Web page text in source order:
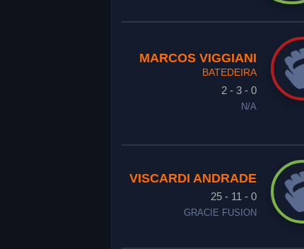
MARCOS VIGGIANI
BATEDEIRA
2 - 3 - 0
N/A
VISCARDI ANDRADE
25 - 11 - 0
GRACIE FUSION